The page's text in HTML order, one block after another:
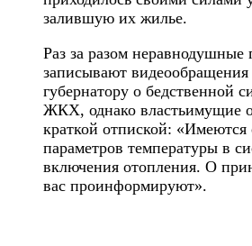
залившую их жилье.
Раз за разом
записывают видеообращения
губернатору о бедственной
ЖКХ, однако властьимущие
краткой отпиской: «Имеются
параметров температуры в
включения отопления. О
вас проинформируют».